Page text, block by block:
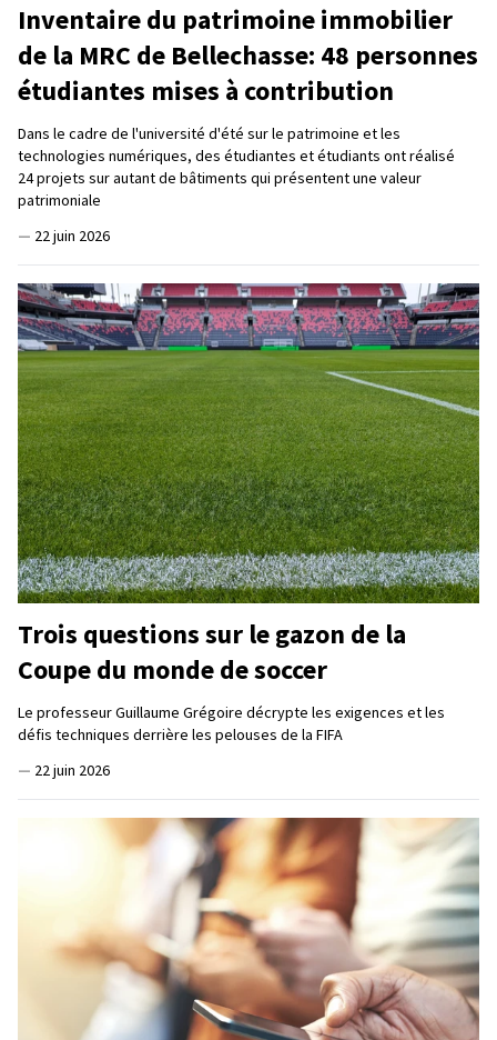
Inventaire du patrimoine immobilier
de la MRC de Bellechasse: 48 personnes
étudiantes mises à contribution
Dans le cadre de l'université d'été sur le patrimoine et les
technologies numériques, des étudiantes et étudiants ont réalisé
24 projets sur autant de bâtiments qui présentent une valeur
patrimoniale
— 22 juin 2026
Trois questions sur le gazon de la
Coupe du monde de soccer
Le professeur Guillaume Grégoire décrypte les exigences et les
défis techniques derrière les pelouses de la FIFA
— 22 juin 2026